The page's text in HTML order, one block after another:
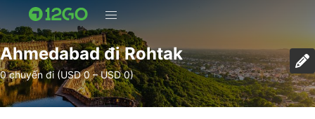
Ahmedabad đi Rohtak
0 chuyến đi (USD 0 – USD 0)